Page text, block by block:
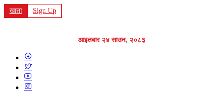
खाता Sign Up
आइतबार २४ साउन, २०८३